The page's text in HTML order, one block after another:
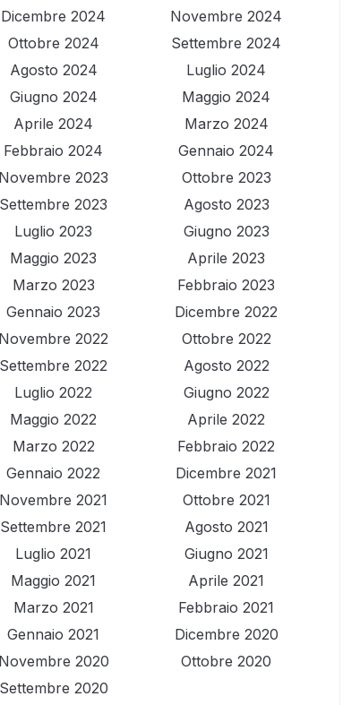
Dicembre 2024
Novembre 2024
Ottobre 2024
Settembre 2024
Agosto 2024
Luglio 2024
Giugno 2024
Maggio 2024
Aprile 2024
Marzo 2024
Febbraio 2024
Gennaio 2024
Novembre 2023
Ottobre 2023
Settembre 2023
Agosto 2023
Luglio 2023
Giugno 2023
Maggio 2023
Aprile 2023
Marzo 2023
Febbraio 2023
Gennaio 2023
Dicembre 2022
Novembre 2022
Ottobre 2022
Settembre 2022
Agosto 2022
Luglio 2022
Giugno 2022
Maggio 2022
Aprile 2022
Marzo 2022
Febbraio 2022
Gennaio 2022
Dicembre 2021
Novembre 2021
Ottobre 2021
Settembre 2021
Agosto 2021
Luglio 2021
Giugno 2021
Maggio 2021
Aprile 2021
Marzo 2021
Febbraio 2021
Gennaio 2021
Dicembre 2020
Novembre 2020
Ottobre 2020
Settembre 2020